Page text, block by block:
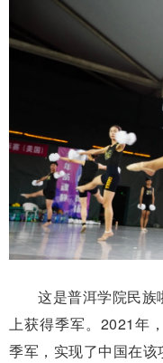
这是普洱学院民族
上获得季军。2021年
季军，实现了中国在该